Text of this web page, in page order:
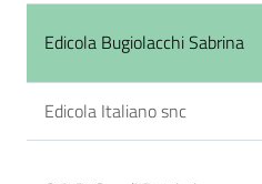
Edicola Bugiolacchi Sabrina
Edicola Italiano snc